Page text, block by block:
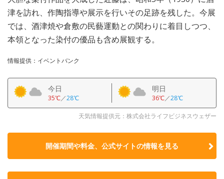
津を訪れ、作陶指導や展示を行いその足跡を残した。今展
では、酒津焼や倉敷の民藝運動との関わりに着目しつつ、
本領となった染付の優品も含め展観する。
情報提供：イベントバンク
今日
35℃／28℃
明日
36℃／28℃
天気情報提供元：株式会社ライフビジネスウェザー
開催期間や料金、公式サイトの情報を見る